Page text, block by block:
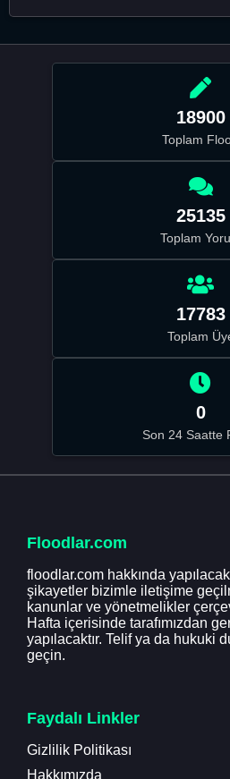
18900
Toplam
25135
Toplam
17783
Toplam
0
Son 24 Saatte
Floodlar.com
floodlar.com hakkında
şikayetler bizimle iletişime
kanunlar ve yönetmelikler
Hafta içerisinde tarafımızdan
yapılacaktır. Telif ya da hukuki
geçin.
Faydalı Linkler
Gizlilik Politikası
Hakkımızda